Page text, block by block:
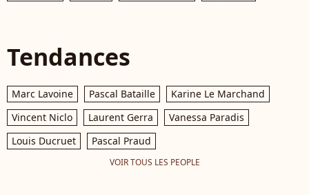
Tendances
Marc Lavoine Pascal Bataille
Karine Le Marchand
Vincent Niclo
Laurent Gerra
Vanessa Paradis
Louis Ducruet
Pascal Praud
VOIR TOUS LES PEOPLE